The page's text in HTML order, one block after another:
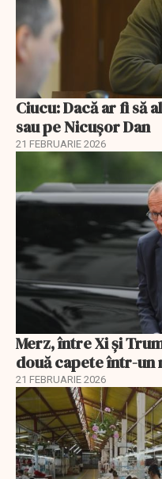
Ciucu: Dacă ar fi să
sau pe Nicușor Dan
21 FEBRUARIE 2026
Merz, între Xi și
două capete într-
21 FEBRUARIE 2026